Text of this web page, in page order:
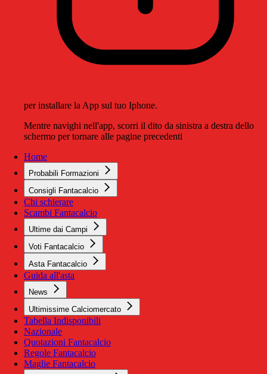
per installare la App sul tuo Iphone.
Mentre navighi nell'app, scorri il dito da sinistra a destra dello
schermo per tornare alle pagine precedenti
Home
Probabili Formazioni
Consigli Fantacalcio
Chi schierare
Scambi Fantacalcio
Ultime dai Campi
Voti Fantacalcio
Asta Fantacalcio
Guida all'asta
News
Ultimissime Calciomercato
Tabella Indisponibili
Nazionale
Quotazioni Fantacalcio
Regole Fantacalcio
Maglie Fantacalcio